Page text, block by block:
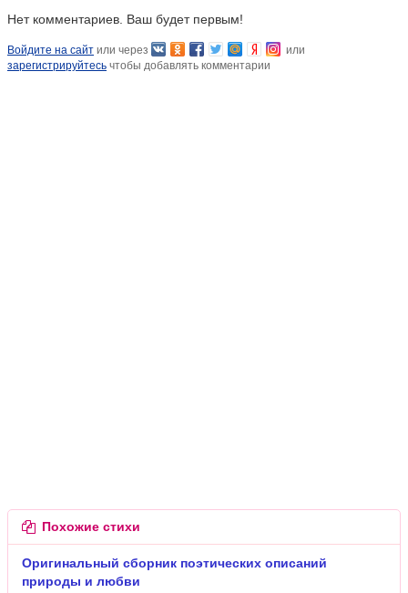
Нет комментариев. Ваш будет первым!
Войдите на сайт или через
или
зарегистрируйтесь чтобы добавлять комментарии
Похожие стихи
Оригинальный сборник поэтических описаний
природы и любви